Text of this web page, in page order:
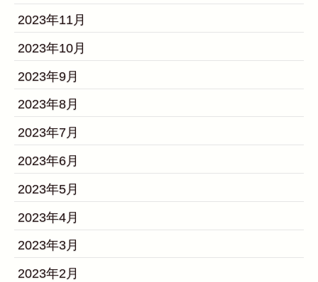
2023年11月
2023年10月
2023年9月
2023年8月
2023年7月
2023年6月
2023年5月
2023年4月
2023年3月
2023年2月